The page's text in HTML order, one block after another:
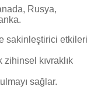
Rusya,
sakinleştirici etkileri
kıvraklık
sağlar.